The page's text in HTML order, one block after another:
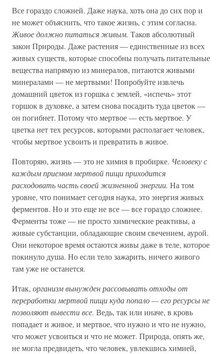
Все гораздо сложней. Даже наука, хоть она до сих пор и
не может объяснить, что такое жизнь, с этим согласна.
Живое должно питаться живым. Таков абсолютный
закон Природы. Даже растения — единственные из всех
живых существ, которые способны получать питательные
вещества напрямую из минералов, питаются живыми
минералами — не мертвыми! Попробуйте извлечь
домашний цветок из горшка с землей, «испечь» этот
горшок в духовке, а затем снова посадить туда цветок —
он погибнет. Потому что мертвое — есть мертвое. У
цветка нет тех ресурсов, которыми располагает человек,
чтобы мертвое усвоить и превратить в живое.
Повторяю, жизнь — это не химия в пробирке. Человеку с
каждым приемом мертвой пищи приходится
расходовать часть своей жизненной энергии. На том
уровне, что понимает сегодня наука, это энергия живых
ферментов. Но и это еще не все — все гораздо сложнее.
Ферменты тоже — не просто химические реактивы, а
живые субстанции, обладающие своим свечением, аурой.
Они некоторое время остаются живы даже в теле, которое
покинуло душа. Но если тело зажарить, ничего живого
там уже не останется.
Итак, организм вынужден рассовывать отходы от
переработки мертвой пищи куда попало — его ресурсы не
позволяют вывести все. Ведь, так или иначе, в кровь
попадает и живое, и мертвое, что нужно и что не нужно,
что может усвоиться и что не может. Природа, опять же,
не могла предвидеть, что человек, увлекшись химией,